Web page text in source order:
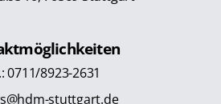
0711/8923-2631
stuttgart.de